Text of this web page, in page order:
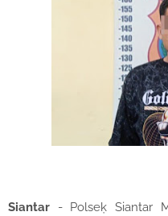
Siantar - Polseķ Siantar